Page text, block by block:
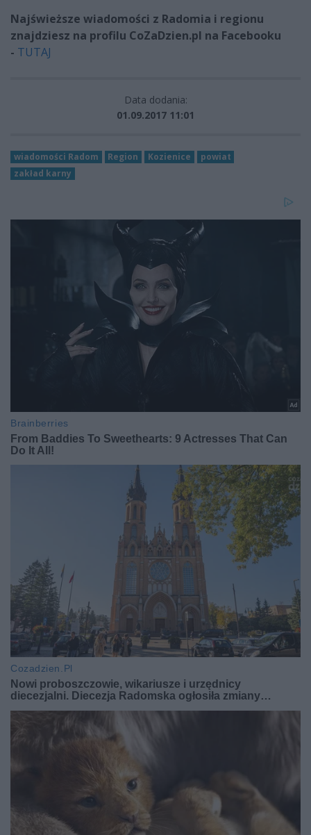
Najświeższe wiadomości z Radomia i regionu
znajdziesz na profilu CoZaDzien.pl na Facebooku
- TUTAJ
Data dodania:
01.09.2017 11:01
wiadomości Radom Region Kozienice
powiat
zakład karny